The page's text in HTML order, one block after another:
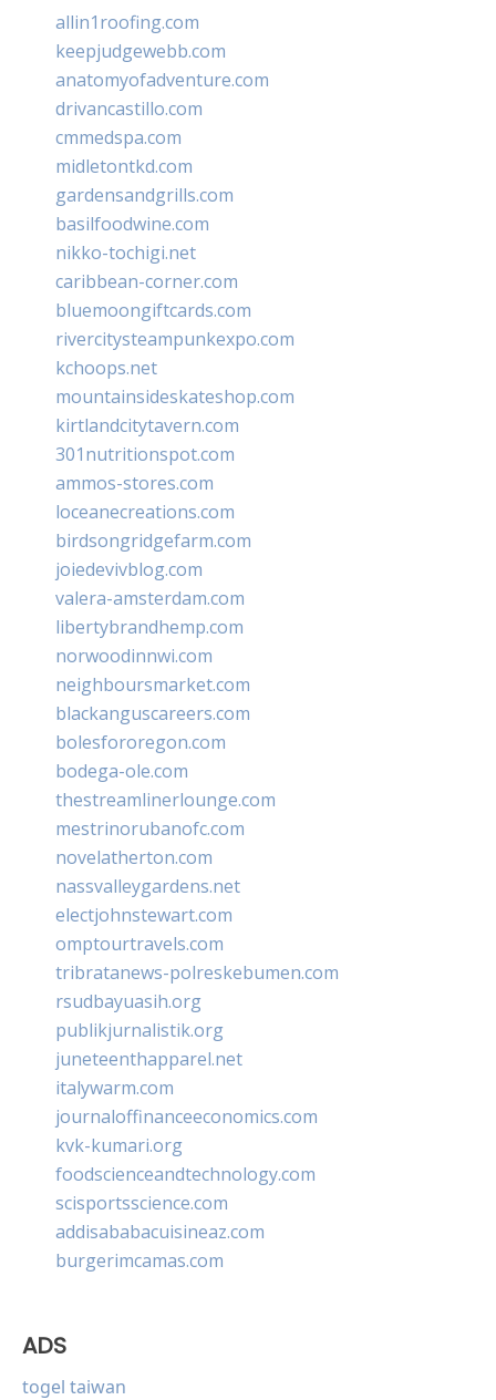
allin1roofing.com
keepjudgewebb.com
anatomyofadventure.com
drivancastillo.com
cmmedspa.com
midletontkd.com
gardensandgrills.com
basilfoodwine.com
nikko-tochigi.net
caribbean-corner.com
bluemoongiftcards.com
rivercitysteampunkexpo.com
kchoops.net
mountainsideskateshop.com
kirtlandcitytavern.com
301nutritionspot.com
ammos-stores.com
loceanecreations.com
birdsongridgefarm.com
joiedevivblog.com
valera-amsterdam.com
libertybrandhemp.com
norwoodinnwi.com
neighboursmarket.com
blackanguscareers.com
bolesfororegon.com
bodega-ole.com
thestreamlinerlounge.com
mestrinorubanofc.com
novelatherton.com
nassvalleygardens.net
electjohnstewart.com
omptourtravels.com
tribratanews-polreskebumen.com
rsudbayuasih.org
publikjurnalistik.org
juneteenthapparel.net
italywarm.com
journaloffinanceeconomics.com
kvk-kumari.org
foodscienceandtechnology.com
scisportsscience.com
addisababacuisineaz.com
burgerimcamas.com
ADS
togel taiwan